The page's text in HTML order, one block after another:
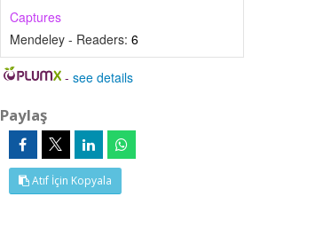
Captures
Mendeley - Readers: 6
-see details
Paylaş
Atıf İçin Kopyala